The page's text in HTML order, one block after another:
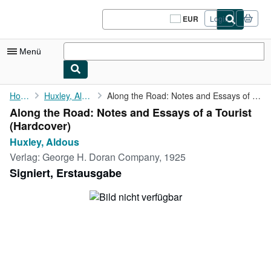
EUR
Seite
der
Login
Menü
Nutzerkonto
Meine Bestellungen
Logout
Detailsuche
Sammlungen
Antiquarische Bücher
Home Huxley, Aldous Along the Road: Notes and Essays of a Tourist
Along the Road: Notes and Essays of a Tourist
(Hardcover)
Huxley, Aldous
Verlag: George H. Doran Company, 1925
Signiert, Erstausgabe